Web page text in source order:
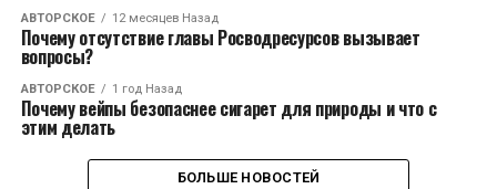
АВТОРСКОЕ 12 месяцев Назад
Почему отсутствие главы Росводресурсов вызывает
вопросы?
АВТОРСКОЕ 1 год Назад
Почему вейпы безопаснее сигарет для природы и что с
этим делать
БОЛЬШЕ НОВОСТЕЙ